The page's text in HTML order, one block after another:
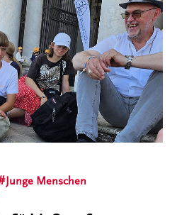
Junge Menschen